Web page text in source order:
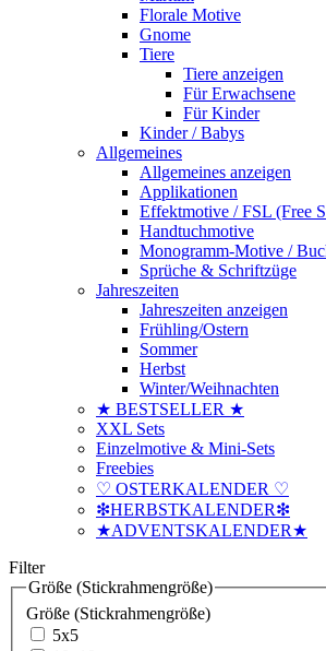
Florale Motive
Gnome
Tiere
Tiere anzeigen
Für Erwachsene
Für Kinder
Kinder / Babys
Allgemeines
Allgemeines anzeigen
Applikationen
Effektmotive / FSL (Free
Handtuchmotive
Monogramm-Motive /
Sprüche & Schriftzüge
Jahreszeiten
Jahreszeiten anzeigen
Frühling/Ostern
Sommer
Herbst
Winter/Weihnachten
★ BESTSELLER ★
XXL Sets
Einzelmotive & Mini-Sets
Freebies
♡ OSTERKALENDER ♡
❇HERBSTKALENDER❇
★ADVENTSKALENDER★
Filter
Größe (Stickrahmengröße)
Größe (Stickrahmengröße)
5x5